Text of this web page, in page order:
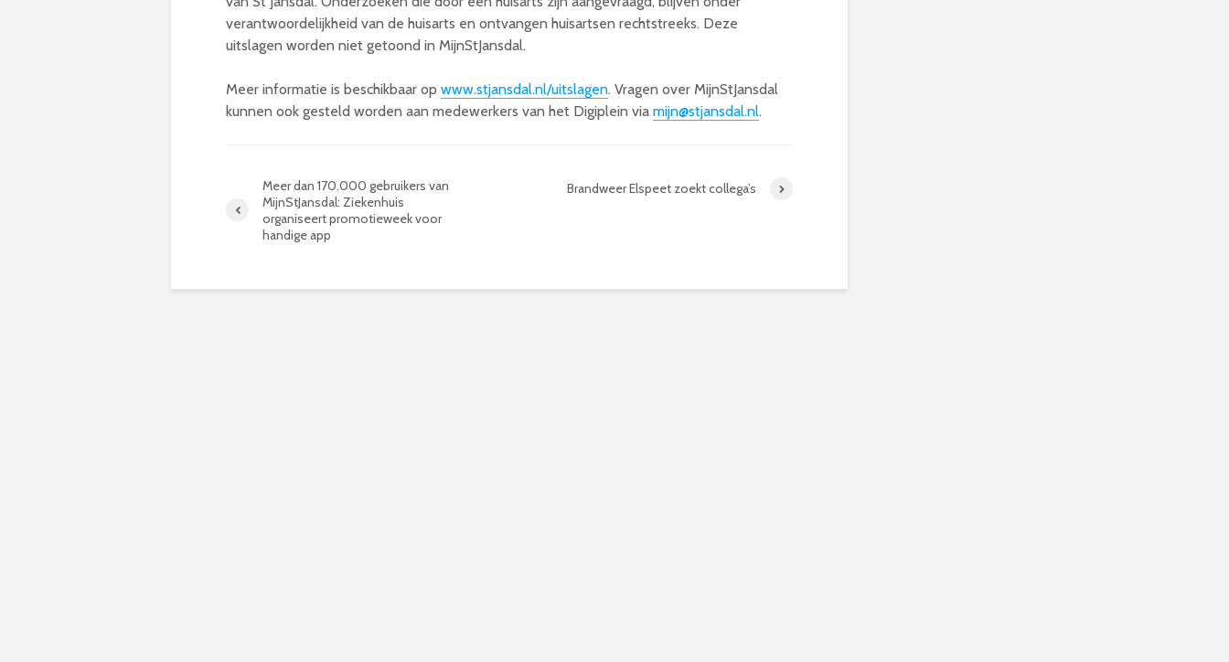
verantwoordelijkheid van de huisarts en ontvangen huisartsen rechtstreeks. Deze
uitslagen worden niet getoond in MijnStJansdal.
Meer informatie is beschikbaar op www.stjansdal.nl/uitslagen. Vragen over MijnStJansdal
kunnen ook gesteld worden aan medewerkers van het Digiplein via mijn@stjansdal.nl.
Meer dan 170.000 gebruikers van
MijnStJansdal: Ziekenhuis
organiseert promotieweek voor
handige app
Brandweer Elspeet zoekt collega’s